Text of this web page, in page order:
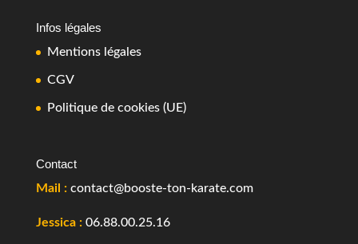
Infos légales
Mentions légales
CGV
Politique de cookies (UE)
Contact
Mail : contact@booste-ton-karate.com
Jessica : 06.88.00.25.16